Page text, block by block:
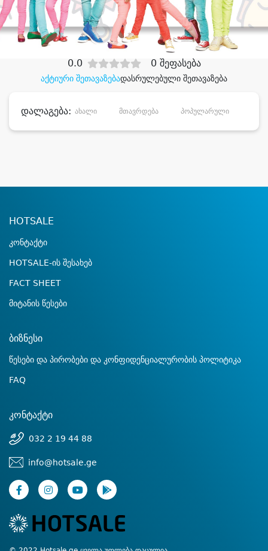
შეიძინესასურველი მომსახურება
დიდი დანაზოგით
აქტიური შეთავაზებადასრულებული შეთავაზება
0.0 0 შეფასება
დალაგება: ახალი მთავრდება პოპულარული
HOTSALE
კონტაქტი
HOTSALE-ის შესახებ
FACT SHEET
მიტანის წესები
ბიზნესი
წესები და პირობები და კონფიდენციალურობის პოლიტიკა
FAQ
კონტაქტი
032 2 19 44 88
info@hotsale.ge